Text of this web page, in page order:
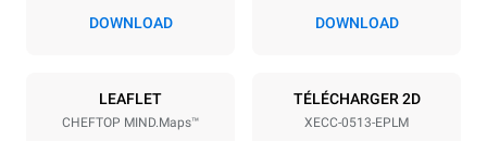
Tension Énergie électrique
DOWNLOAD DOWNLOAD
LEAFLET
CHEFTOP MIND.Maps™
TÉLÉCHARGER 2D
XECC-0513-EPLM